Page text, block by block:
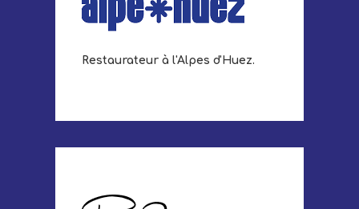
Restaurateur à l'Alpes d'Huez.